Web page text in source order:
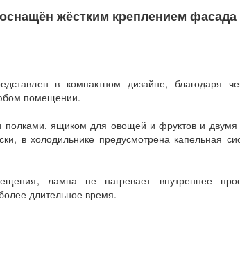
жёстким креплением фасада
в компактном дизайне, благодаря
помещении.
полками, ящиком для овощей и фруктов и
в холодильнике предусмотрена капельная
лампа не нагревает внутреннее
длительное время.